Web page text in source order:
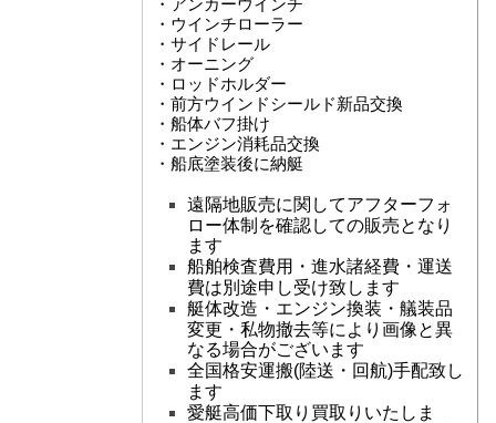
・アンカーウインチ
・ウインチローラー
・サイドレール
・オーニング
・ロッドホルダー
・前方ウインドシールド新品交換
・船体バフ掛け
・エンジン消耗品交換
・船底塗装後に納艇
遠隔地販売に関してアフターフォ
ロー体制を確認しての販売となり
ます
船舶検査費用・進水諸経費・運送
費は別途申し受け致します
艇体改造・エンジン換装・艤装品
変更・私物撤去等により画像と異
なる場合がございます
全国格安運搬(陸送・回航)手配致し
ます
愛艇高価下取り買取りいたしま